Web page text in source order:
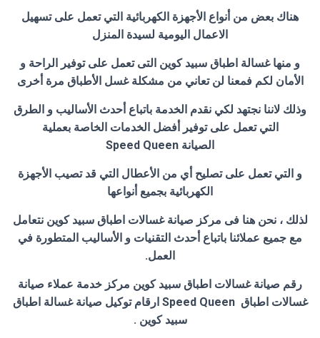
هناك بعض من أنواع الأجهزة الكهربائية التي تعمل على تسهيل
الاعمال اليومية لسيدة المنزل
و منها غسالة اطباق سبيد كوين التى تعمل على توفير الراحة و
الأمان لكم فمعنا لن تعاني من مشكلة غسل الأطباق مرة أخرى
وذلك لاننا نجتهد لكي نقدم الخدمة باتباع أحدث الأساليب و الطرق
التي تعمل على توفير أفضل الخدمات الخاصة بعملية
الصيانة Speed Queen
و التي تعمل على تصليح أي من الأعطال التي قد تصيب الأجهزة
الكهربائية بجميع أنواعها
لذلك ، نحن هنا فى مركز صيانة غسالات اطباق سبيد كوين نتعامل
مع جميع عملائنا باتباع أحدث التقنيات و الأساليب المتطورة في
العمل.
رقم صيانة غسالات اطباق سبيد كوين مركز خدمة عملاء صيانة
غسالات اطباق Speed Queen ارقام توكيل صيانة غسالة اطباق
سبيد كوين .